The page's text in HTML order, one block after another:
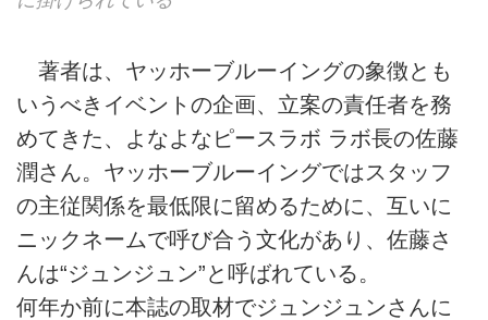
著者は、ヤッホーブルーイングの象徴とも
いうべきイベントの企画、立案の責任者を務
めてきた、よなよなピースラボ ラボ長の佐藤
潤さん。ヤッホーブルーイングではスタッフ
の主従関係を最低限に留めるために、互いに
ニックネームで呼び合う文化があり、佐藤さ
んは“ジュンジュン”と呼ばれている。
何年か前に本誌の取材でジュンジュンさんに